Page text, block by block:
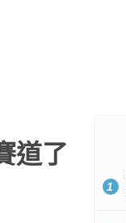
道了
1